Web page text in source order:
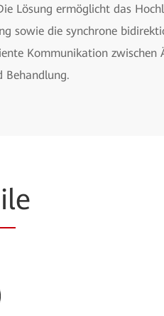
Lösung ermöglicht das
sowie die synchrone
Kommunikation zwischen
Behandlung.
e